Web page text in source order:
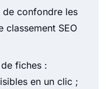
confondre les
classement SEO
fiches :
en un clic ;